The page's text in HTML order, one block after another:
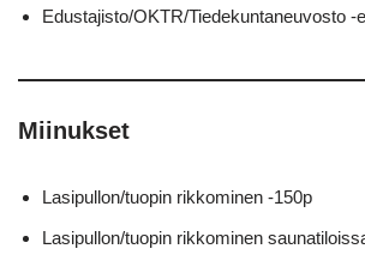
Edustajisto/OKTR/Tiedekuntaneuvosto -
Miinukset
Lasipullon/tuopin rikkominen -150p
Lasipullon/tuopin rikkominen